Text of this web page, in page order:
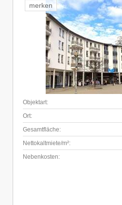
merken
Objektart:
Ort:
Gesamtfläche:
Nettokaltmiete/m²:
Nebenkosten: